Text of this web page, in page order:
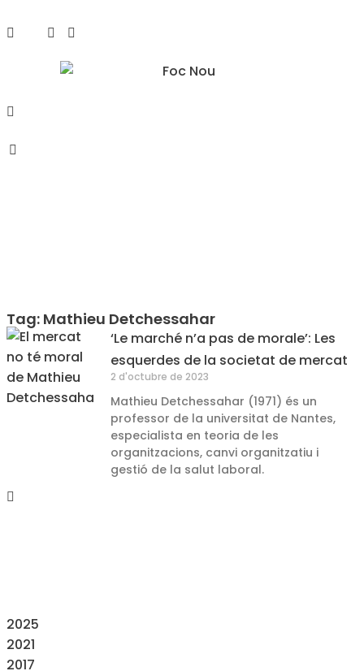
Tag: Mathieu Detchessahar
‘Le marché n’a pas de morale’: Les
esquerdes de la societat de mercat
2 d'octubre de 2023
Mathieu Detchessahar (1971) és un
professor de la universitat de Nantes,
especialista en teoria de les
organitzacions, canvi organitzatiu i
gestió de la salut laboral.
2025
2021
2017